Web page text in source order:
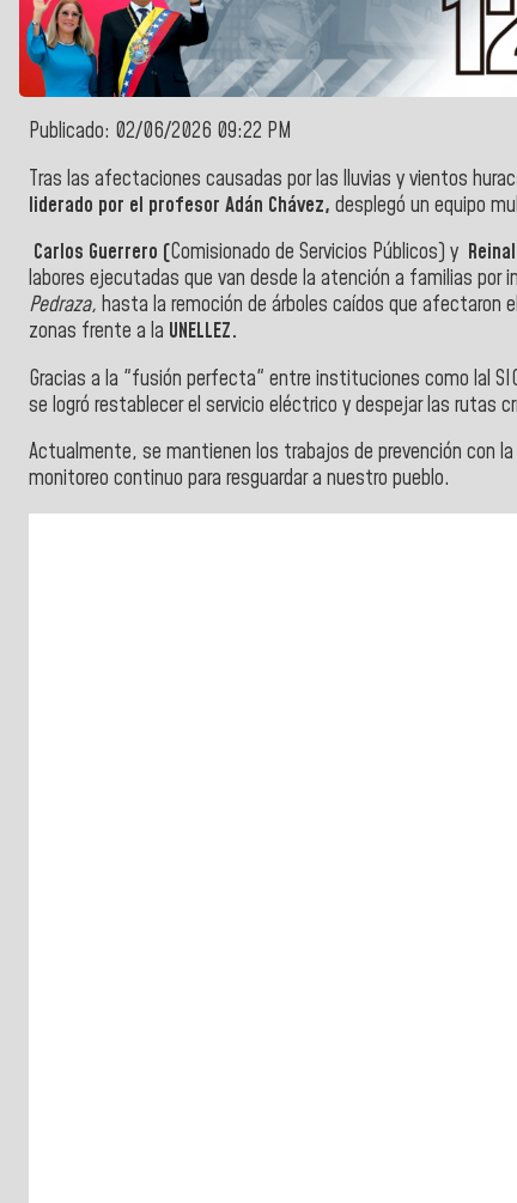
Publicado: 02/06/2026 09:22 PM
Tras las afectaciones causadas por las lluvias y vientos
liderado por el profesor Adán Chávez, desplegó un equipo
Carlos Guerrero (Comisionado de Servicios Públicos) y
labores ejecutadas que van desde la atención a familias por
Pedraza, hasta la remoción de árboles caídos que afectaron
zonas frente a la UNELLEZ.
​Gracias a la "fusión perfecta" entre instituciones como lal
se logró restablecer el servicio eléctrico y despejar las rutas
Actualmente, se mantienen los trabajos de prevención con
monitoreo continuo para resguardar a nuestro pueblo.